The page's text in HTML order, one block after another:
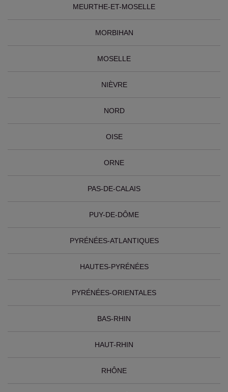
MEURTHE-ET-MOSELLE
MORBIHAN
MOSELLE
NIÈVRE
NORD
OISE
ORNE
PAS-DE-CALAIS
PUY-DE-DÔME
PYRÉNÉES-ATLANTIQUES
HAUTES-PYRÉNÉES
PYRÉNÉES-ORIENTALES
BAS-RHIN
HAUT-RHIN
RHÔNE